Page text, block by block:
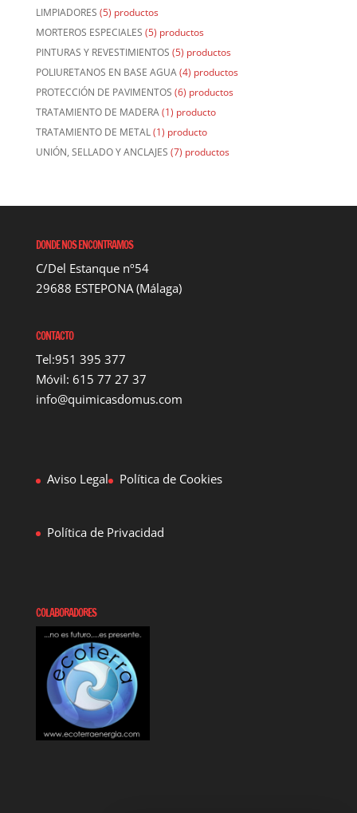
LIMPIADORES (5) productos
MORTEROS ESPECIALES (5) productos
PINTURAS Y REVESTIMIENTOS (5) productos
POLIURETANOS EN BASE AGUA(4) productos
PROTECCIÓN DE PAVIMENTOS (6) productos
TRATAMIENTO DE MADERA(1) producto
TRATAMIENTO DE METAL(1) producto
UNIÓN, SELLADO Y ANCLAJES (7) productos
DONDE NOS ENCONTRAMOS
C/Del Estanque nº54
29688 ESTEPONA (Málaga)
CONTACTO
Tel:951 395 377
Móvil: 615 77 27 37
info@quimicasdomus.com
Aviso Legal Política de Cookies
Política de Privacidad
COLABORADORES